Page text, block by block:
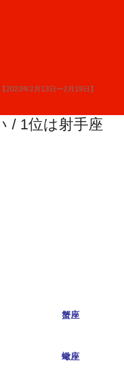
2023年2月13日〜2月19日】
/ 1位は射手座
蟹座
蠍座